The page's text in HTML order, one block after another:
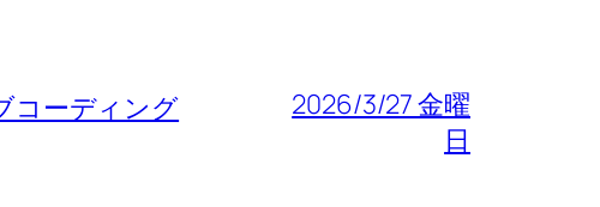
コーディング
2026/3/27 金曜
日